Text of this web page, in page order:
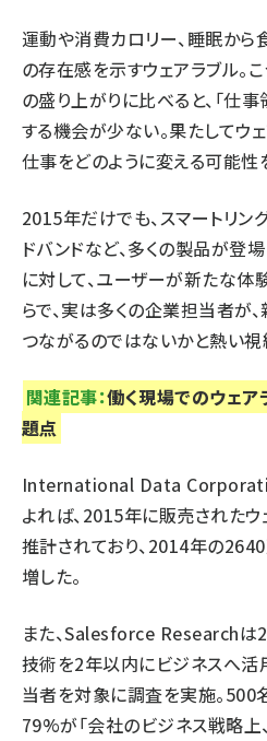
運動や消費カロリー、睡眠から
の存在感を示すウェアラブル。こ
の盛り上がりに比べると、「仕
する機会が少ない。果たしてウ
仕事をどのように変える可能性
2015年だけでも、スマートリン
ドバンドなど、多くの製品が登
に対して、ユーザーが新たな
らで、実は多くの企業担当者が
つながるのではないかと熱い視
関連記事：働く現場でのウェ
題点
International Data
よれば、2015年に販売された
推計されており、2014年の
増した。
また、Salesforce Researchは
技術を2年以内にビジネスへ活
当者を対象に調査を実施。500
79%が「会社のビジネス戦略上